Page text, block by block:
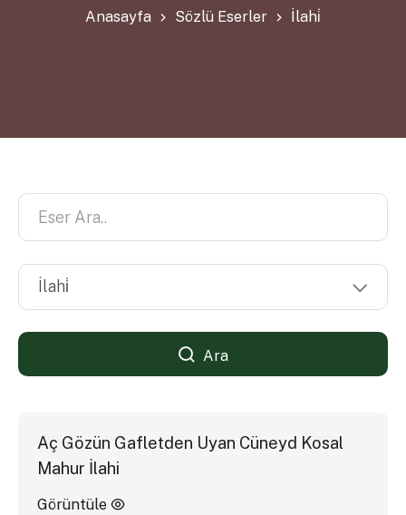
Anasayfa Sözlü Eserler İlahi̇
Ara
Aç Gözün Gafletden Uyan Cüneyd Kosal
Mahur İlahi
Görüntüle